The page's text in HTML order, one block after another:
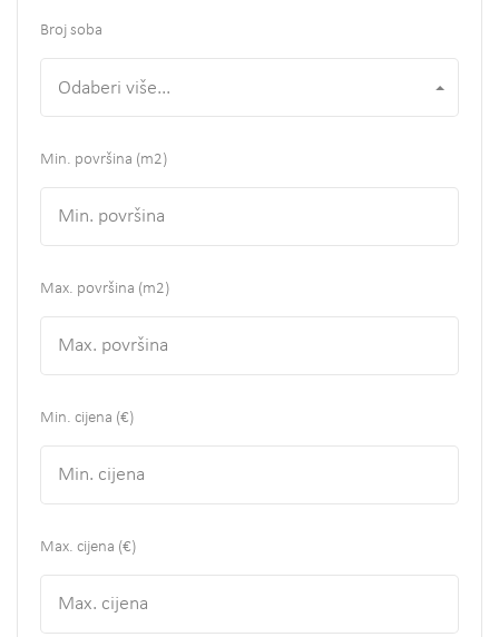
Broj soba
Odaberi više...
Min. površina (m2)
Max. površina (m2)
Min. cijena (€)
Max. cijena (€)